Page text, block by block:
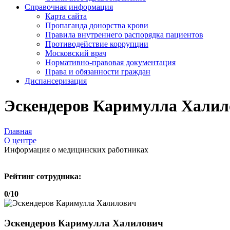
Справочная информация
Карта сайта
Пропаганда донорства крови
Правила внутреннего распорядка пациентов
Противодействие коррупции
Московский врач
Нормативно-правовая документация
Права и обязанности граждан
Диспансеризация
Эскендеров Каримулла
Главная
О центре
Информация о медицинских работниках
Рейтинг сотрудника:
0/10
Эскендеров Каримулла Халилович